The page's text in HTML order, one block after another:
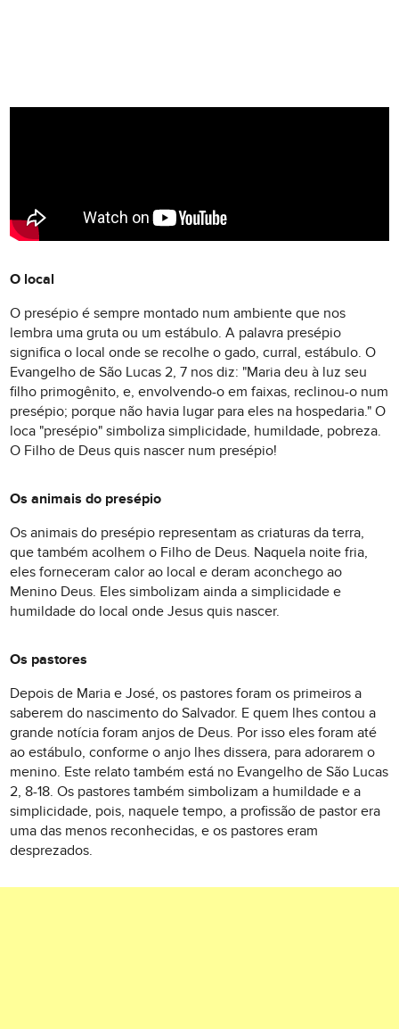
O local
O presépio é sempre montado num ambiente que nos
lembra uma gruta ou um estábulo. A palavra presépio
significa o local onde se recolhe o gado, curral, estábulo. O
Evangelho de São Lucas 2, 7 nos diz: "Maria deu à luz seu
filho primogênito, e, envolvendo-o em faixas, reclinou-o num
presépio; porque não havia lugar para eles na hospedaria." O
loca "presépio" simboliza simplicidade, humildade, pobreza.
O Filho de Deus quis nascer num presépio!
Os animais do presépio
Os animais do presépio representam as criaturas da terra,
que também acolhem o Filho de Deus. Naquela noite fria,
eles forneceram calor ao local e deram aconchego ao
Menino Deus. Eles simbolizam ainda a simplicidade e
humildade do local onde Jesus quis nascer.
Os pastores
Depois de Maria e José, os pastores foram os primeiros a
saberem do nascimento do Salvador. E quem lhes contou a
grande notícia foram anjos de Deus. Por isso eles foram até
ao estábulo, conforme o anjo lhes dissera, para adorarem o
menino. Este relato também está no Evangelho de São Lucas
2, 8-18. Os pastores também simbolizam a humildade e a
simplicidade, pois, naquele tempo, a profissão de pastor era
uma das menos reconhecidas, e os pastores eram
desprezados.